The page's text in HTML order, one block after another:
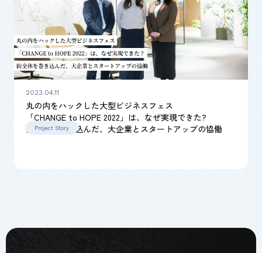
2023.04.11
丸の内をハックした大型ビジネスフェス
「CHANGE to HOPE 2022」は、なぜ実現できた?
街全体を巻き込んだ、大企業とスタートアップの協働
Project Story